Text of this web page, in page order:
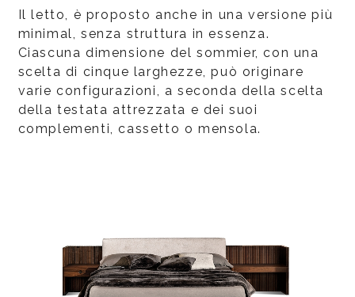
Il letto, è proposto anche in una versione più
minimal, senza struttura in essenza.
Ciascuna dimensione del sommier, con una
scelta di cinque larghezze, può originare
varie configurazioni, a seconda della scelta
della testata attrezzata e dei suoi
complementi, cassetto o mensola.